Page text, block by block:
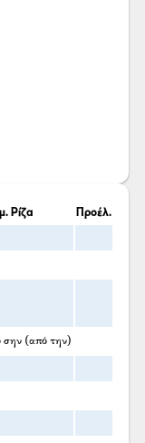
Ρίζα Προέλ.
σην (από την)